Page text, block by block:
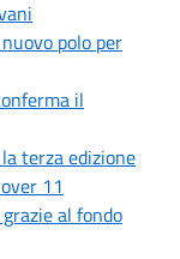
polo per
il
la terza edizione
11
al fondo